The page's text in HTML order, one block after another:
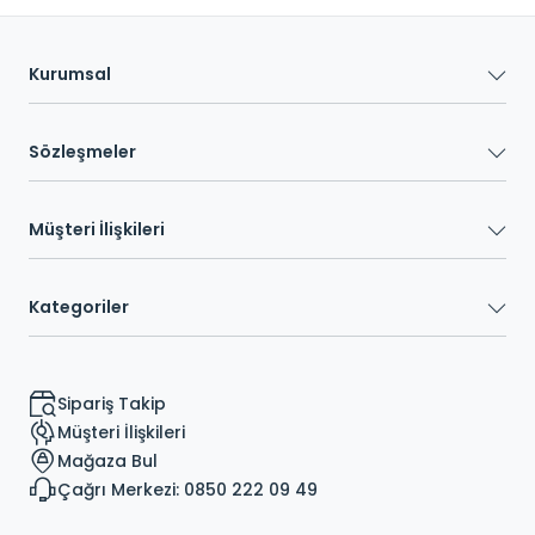
Kurumsal
Sözleşmeler
Müşteri İlişkileri
Kategoriler
Sipariş Takip
Müşteri İlişkileri
Mağaza Bul
Çağrı Merkezi: 0850 222 09 49